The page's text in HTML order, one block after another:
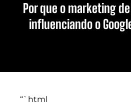
Por que o marketing
influenciando o
“`html